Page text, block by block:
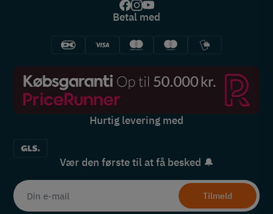
Betal med
Hurtig levering med
Vær den første til at få besked 🔔
Tilmeld